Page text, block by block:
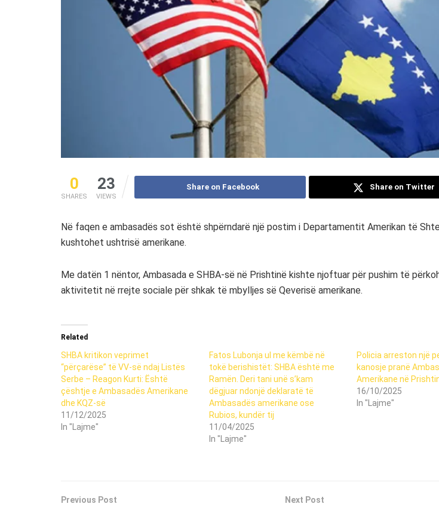
0
SHARES
23
VIEWS
Share on Facebook Share on Twitter
Në faqen e ambasadës sot është shpërndarë një postim i Departamentit Amerikan të
kushtohet ushtrisë amerikane.
Me datën 1 nëntor, Ambasada e SHBA-së në Prishtinë kishte njoftuar për pushim të
aktivitetit në rrejte sociale për shkak të mbylljes së Qeverisë amerikane.
Related
SHBA kritikon veprimet
“përçarëse” të VV-së ndaj Listës
Serbe – Reagon Kurti: Është
çështje e Ambasadës Amerikane
dhe KQZ-së
11/12/2025
In "Lajme"
Fatos Lubonja ul me këmbë në
tokë berishistët: SHBA është me
Ramën. Deri tani unë s’kam
dëgjuar ndonjë deklaratë të
Ambasadës amerikane ose
Rubios, kundër tij
11/04/2025
In "Lajme"
Policia arreston një
kanosje pranë
Amerikane në
16/10/2025
In "Lajme"
Previous Post Next Post